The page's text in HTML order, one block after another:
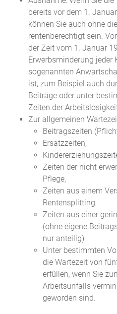
bereits vor dem 1.
können Sie auch ohne
rentenberechtigt sein.
der Zeit vom 1. Januar
Erwerbsminderung
sogenannten
ist, zum Beispiel auch
Beiträge oder unter
Zeiten der
Zur allgemeinen
Beitragszeiten
Ersatzzeiten,
Zeiten der nicht
Pflege,
Zeiten aus einem
Rentensplitting,
Zeiten aus einer
(ohne eigene
nur anteilig)
Unter bestimmten
die Wartezeit von
erfüllen, wenn Sie
Arbeitsunfalls
geworden sind.